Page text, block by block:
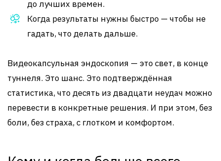
до лучших времен.
Когда результаты нужны быстро — чтобы не
гадать, что делать дальше.
Видеокапсульная эндоскопия — это свет, в конце
туннеля. Это шанс. Это подтверждённая
статистика, что десять из двадцати неудач можно
перевести в конкретные решения. И при этом, без
боли, без страха, с глотком и комфортом.